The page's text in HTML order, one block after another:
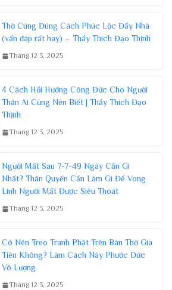
Thờ Cúng Đúng Cách Phúc Lộc Đầy Nhà
(vấn đáp rất hay) – Thầy Thích Đạo Thịnh
Tháng 12 3, 2025
4 Cách Hồi Hướng Công Đức Cho Người
Thân Ai Cũng Nên Biết | Thầy Thích Đạo
Thịnh
Tháng 12 3, 2025
Người Mất Sau 7-7-49 Ngày Cần Gì
Nhất? Thân Quyến Cần Làm Gì Để Vong
Linh Người Mất Được Siêu Thoát
Tháng 12 3, 2025
Có Nên Treo Tranh Phật Trên Bàn Thờ Gia
Tiên Không? Làm Cách Này Phước Đức
Vô Lượng
Tháng 12 3, 2025